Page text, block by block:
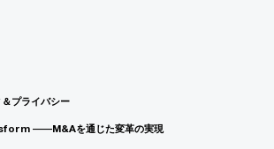
プライバシー
――M&Aを通じた変革の実現